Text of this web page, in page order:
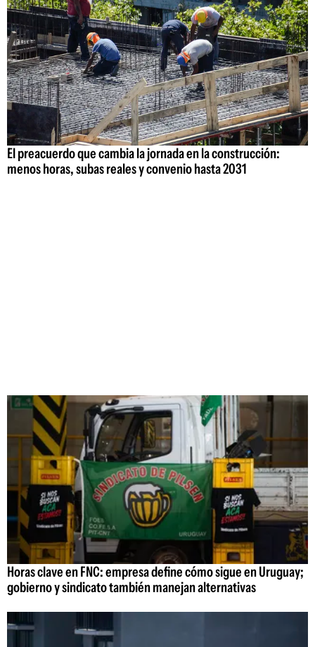
El preacuerdo que cambia la jornada en la construcción:
menos horas, subas reales y convenio hasta 2031
Horas clave en FNC: empresa define cómo sigue en Uruguay;
gobierno y sindicato también manejan alternativas